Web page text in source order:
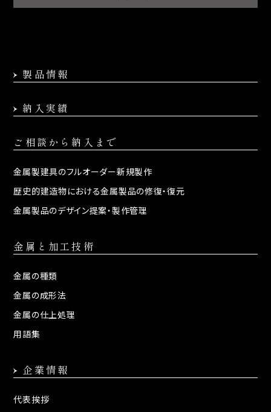
製品情報
納入実績
ご相談から納入まで
金属製建具のフルオーダー新規製作
歴史的建造物における金属製品の修復・復元
金属製品のデザイン提案・製作管理
金属と加工技術
金属の種類
金属の成形法
金属の仕上処理
用語集
企業情報
代表挨拶